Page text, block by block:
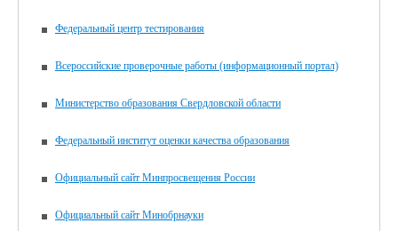
Федеральный центр тестирования
Всероссийские проверочные работы (информационный портал)
Министерство образования Свердловской области
Федеральный институт оценки качества образования
Официальный сайт Минпросвещения России
Официальный сайт Минобрнауки